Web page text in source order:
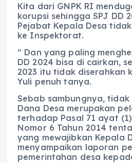
Kita dari GNPK RI
korupsi sehingga SPJ DD
Pejabat Kepala Desa
ke Inspektorat.
” Dan yang paling
DD 2024 bisa di cairkan,
2023 itu tidak diserahkan
Yuli penuh tanya.
Sebab sambungnya, tidak
Dana Desa merupakan
terhadap Pasal 71 ayat
Nomor 6 Tahun 2014
yang mewajibkan Kepala
menyampaikan laporan
pemerintahan desa